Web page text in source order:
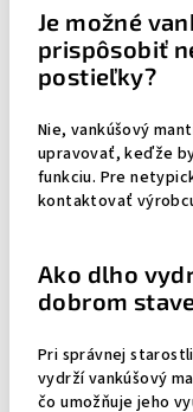
Je možné
prispôsobiť
postieľky?
Nie, vankúšový
upravovať, keďže
funkciu. Pre
kontaktovať
Ako dlho
dobrom
Pri správnej
vydrží vankúšový
čo umožňuje jeho